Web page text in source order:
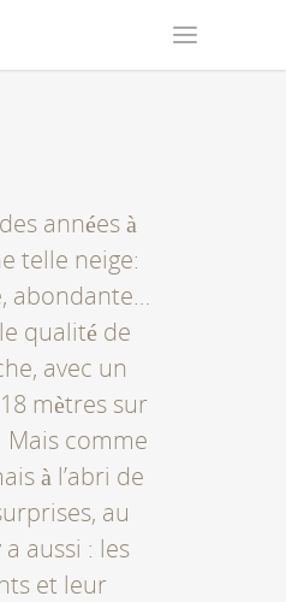
des années à
telle neige:
abondante…
qualité de
avec un
mètres sur
Mais comme
à l’abri de
au
a aussi : les
et leur